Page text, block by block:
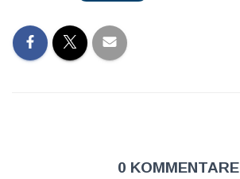
0 Kommentare